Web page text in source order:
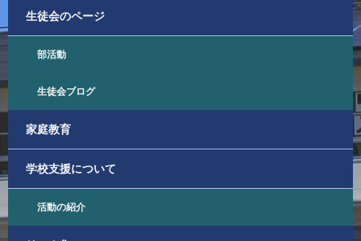
生徒会のページ
部活動
生徒会ブログ
家庭教育
学校支援について
活動の紹介